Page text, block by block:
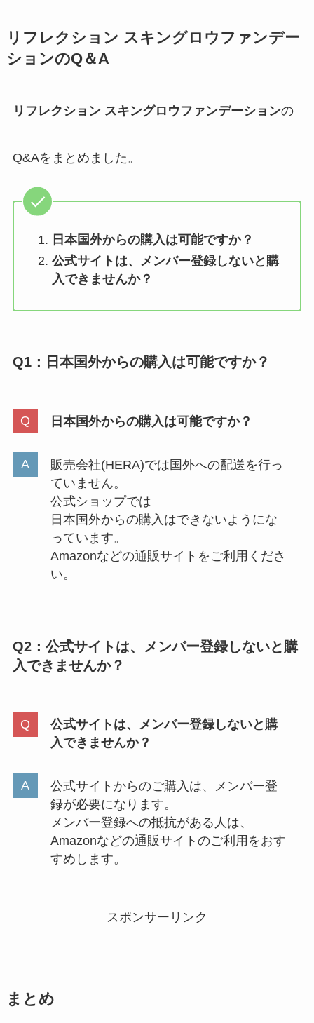
リフレクション スキングロウファンデー
ションのQ＆A
リフレクション スキングロウファンデーションの
Q&Aをまとめました。
日本国外からの購入は可能ですか？
公式サイトは、メンバー登録しないと購
入できませんか？
Q1： 日本国外からの購入は可能ですか？
日本国外からの購入は可能ですか？
販売会社(HERA)では国外への配送を行っ
ていません。
公式ショップでは
日本国外からの購入はできないようにな
っています。
Amazonなどの通販サイトをご利用くださ
い。
Q2： 公式サイトは、メンバー登録しないと購
入できませんか？
公式サイトは、メンバー登録しないと購
入できませんか？
公式サイトからのご購入は、メンバー登
録が必要になります。
メンバー登録への抵抗がある人は、
Amazonなどの通販サイトのご利用をおす
すめします。
スポンサーリンク
まとめ